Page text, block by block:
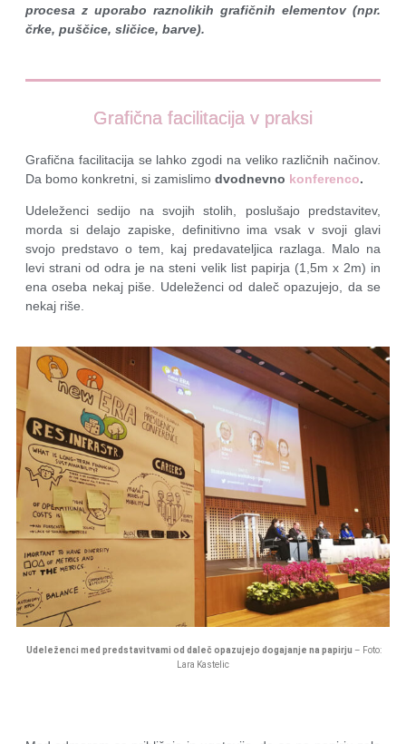
procesa z uporabo raznolikih grafičnih elementov (npr.
črke, puščice, sličice, barve).
Grafična facilitacija v praksi
Grafična facilitacija se lahko zgodi na veliko različnih načinov.
Da bomo konkretni, si zamislimo dvodnevno konferenco.
Udeleženci sedijo na svojih stolih, poslušajo predstavitev,
morda si delajo zapiske, definitivno ima vsak v svoji glavi
svojo predstavo o tem, kaj predavateljica razlaga. Malo na
levi strani od odra je na steni velik list papirja (1,5m x 2m) in
ena oseba nekaj piše. Udeleženci od daleč opazujejo, da se
nekaj riše.
Udeleženci med predstavitvami od daleč opazujejo dogajanje na papirju – Foto:
Lara Kastelic